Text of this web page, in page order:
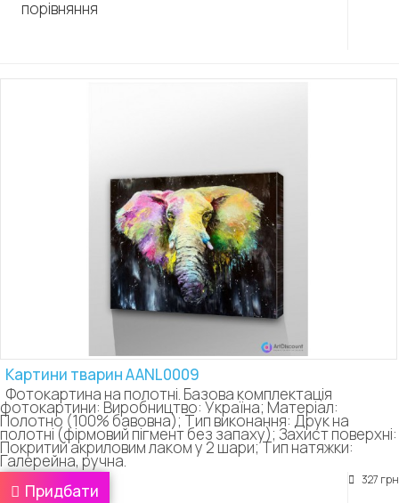
порівняння
Картини тварин AANL0009
Фотокартина на полотні. Базова комплектація
фотокартини: Виробництво: Україна; Матеріал:
Полотно (100% бавовна); Тип виконання: Друк на
полотні (фірмовий пігмент без запаху); Захист поверхні:
Покритий акриловим лаком у 2 шари; Тип натяжки:
Галерейна, ручна.
327 грн
Придбати